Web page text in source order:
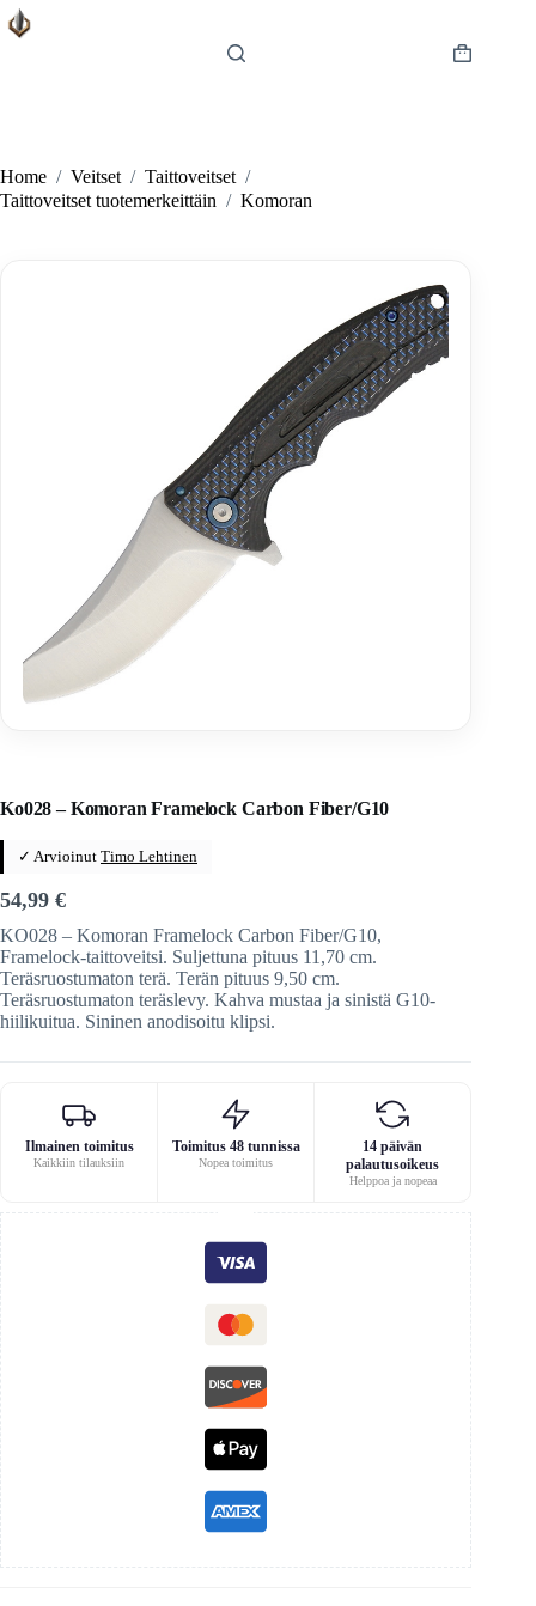
Skip
to
Shopping
Home / Veitset / Taittoveitset /
Taittoveitset tuotemerkeittäin / Komoran
Ko028 – Komoran Framelock Carbon Fiber/G10
✓ Arvioinut Timo Lehtinen
54,99 €
KO028 – Komoran Framelock Carbon Fiber/G10,
Framelock-taittoveitsi. Suljettuna pituus 11,70 cm.
Teräsruostumaton terä. Terän pituus 9,50 cm.
Teräsruostumaton teräslevy. Kahva mustaa ja sinistä G10-
hiilikuitua. Sininen anodisoitu klipsi.
Ilmainen toimitus
Kaikkiin tilauksiin
Toimitus 48 tunnissa
Nopea toimitus
14 päivän
palautusoikeus
Helppoa ja nopeaa